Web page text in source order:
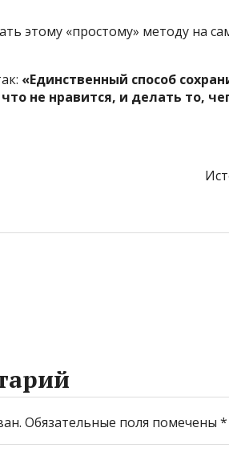
этому «простому» методу на
«Единственный способ
не нравится, и делать то,
Обязательные поля помечены *